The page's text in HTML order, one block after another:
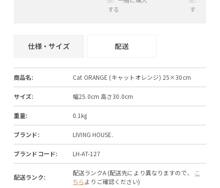
する
する
仕様・サイズ 配送
商品名: Cat ORANGE (キャットオレンジ) 25×30cm
サイズ: 幅25.0cm 高さ30.0cm
重量: 0.1㎏
ブランド: LIVING HOUSE.
ブランドコード: LH-AT-127
配送ランク:
配送ランクA (配送先により異なりますので、
こ
ちらよりご確認ください)